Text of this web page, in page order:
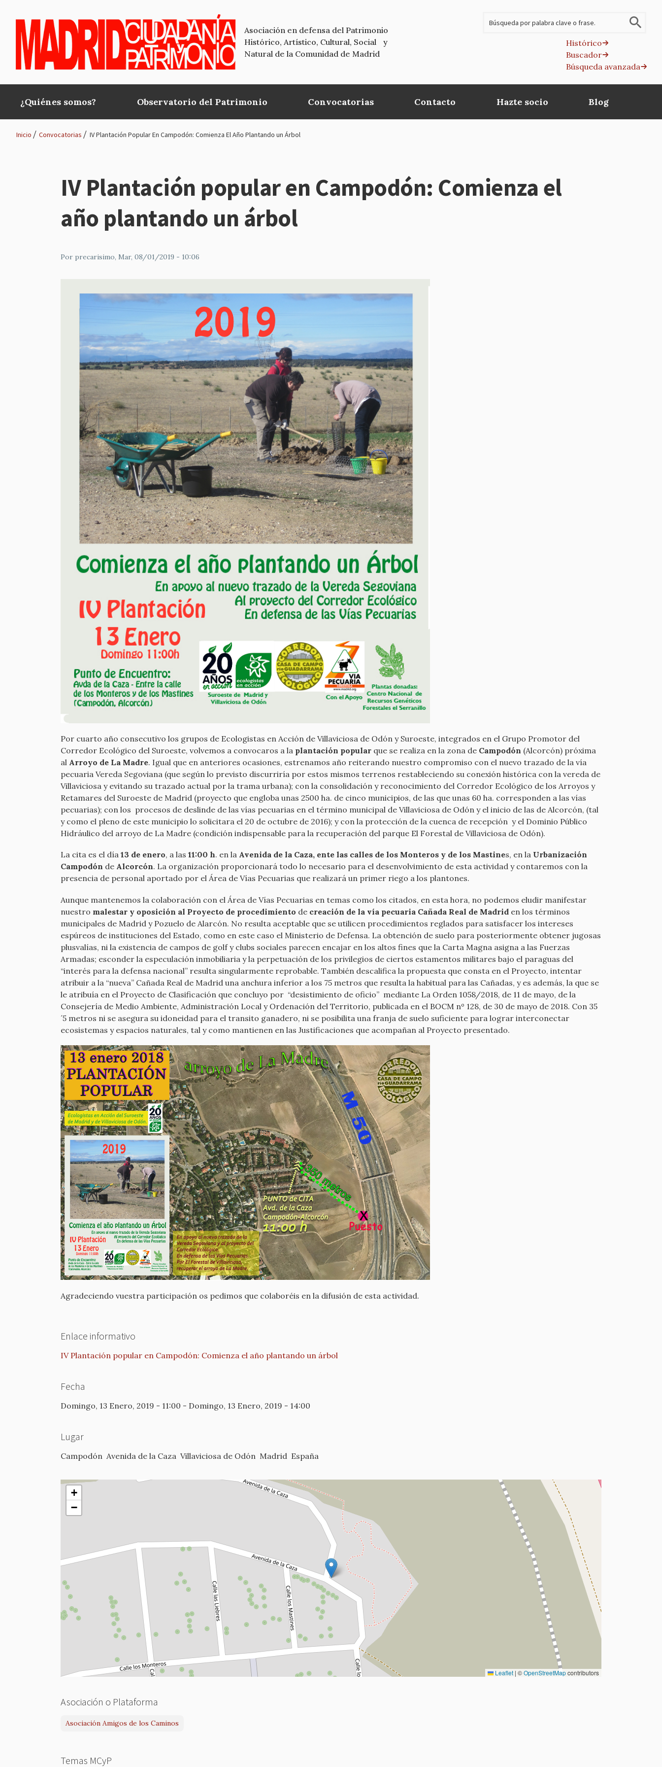
Asociación en defensa del Patrimonio
Histórico, Artístico, Cultural, Social y
Natural de la Comunidad de Madrid
Histórico
Buscador
Búsqueda avanzada
Main
navigation
¿Quiénes somos? Observatorio del Patrimonio Convocatorias Contacto Hazte socio Blog
navegación
Inicio Convocatorias IV Plantación Popular En Campodón: Comienza El Año Plantando un Árbol
IV Plantación popular en Campodón: Comienza el
año plantando un árbol
Por precarisimo, Mar, 08/01/2019 - 10:06
Por cuarto año consecutivo los grupos de Ecologistas en Acción de Villaviciosa de Odón y Suroeste, integrados en el Grupo Promotor del
Corredor Ecológico del Suroeste, volvemos a convocaros a la plantación popular que se realiza en la zona de Campodón (Alcorcón) próxima
al Arroyo de La Madre. Igual que en anteriores ocasiones, estrenamos año reiterando nuestro compromiso con el nuevo trazado de la vía
pecuaria Vereda Segoviana (que según lo previsto discurriría por estos mismos terrenos restableciendo su conexión histórica con la vereda de
Villaviciosa y evitando su trazado actual por la trama urbana); con la consolidación y reconocimiento del Corredor Ecológico de los Arroyos y
Retamares del Suroeste de Madrid (proyecto que engloba unas 2500 ha. de cinco municipios, de las que unas 60 ha. corresponden a las vías
pecuarias); con los procesos de deslinde de las vías pecuarias en el término municipal de Villaviciosa de Odón y el inicio de las de Alcorcón, (tal
y como el pleno de este municipio lo solicitara el 20 de octubre de 2016); y con la protección de la cuenca de recepción y el Dominio Público
Hidráulico del arroyo de La Madre (condición indispensable para la recuperación del parque El Forestal de Villaviciosa de Odón).
La cita es el día 13 de enero, a las 11:00 h. en la Avenida de la Caza, ente las calles de los Monteros y de los Mastines, en la Urbanización
Campodón de Alcorcón. La organización proporcionará todo lo necesario para el desenvolvimiento de esta actividad y contaremos con la
presencia de personal aportado por el Área de Vías Pecuarias que realizará un primer riego a los plantones.
Aunque mantenemos la colaboración con el Área de Vías Pecuarias en temas como los citados, en esta hora, no podemos eludir manifestar
nuestro malestar y oposición al Proyecto de procedimiento de creación de la vía pecuaria Cañada Real de Madrid en los términos
municipales de Madrid y Pozuelo de Alarcón. No resulta aceptable que se utilicen procedimientos reglados para satisfacer los intereses
espúreos de instituciones del Estado, como en este caso el Ministerio de Defensa. La obtención de suelo para posteriormente obtener jugosas
plusvalías, ni la existencia de campos de golf y clubs sociales parecen encajar en los altos fines que la Carta Magna asigna a las Fuerzas
Armadas; esconder la especulación inmobiliaria y la perpetuación de los privilegios de ciertos estamentos militares bajo el paraguas del
“interés para la defensa nacional” resulta singularmente reprobable. También descalifica la propuesta que consta en el Proyecto, intentar
atribuir a la “nueva” Cañada Real de Madrid una anchura inferior a los 75 metros que resulta la habitual para las Cañadas, y es además, la que se
le atribuía en el Proyecto de Clasificación que concluyo por “desistimiento de oficio” mediante La Orden 1058/2018, de 11 de mayo, de la
Consejería de Medio Ambiente, Administración Local y Ordenación del Territorio, publicada en el BOCM nº 128, de 30 de mayo de 2018. Con 35
´5 metros ni se asegura su idoneidad para el transito ganadero, ni se posibilita una franja de suelo suficiente para lograr interconectar
ecosistemas y espacios naturales, tal y como mantienen en las Justificaciones que acompañan al Proyecto presentado.
Agradeciendo vuestra participación os pedimos que colaboréis en la difusión de esta actividad.
Enlace informativo
IV Plantación popular en Campodón: Comienza el año plantando un árbol
Fecha
Domingo, 13 Enero, 2019 - 11:00 - Domingo, 13 Enero, 2019 - 14:00
Lugar
Campodón Avenida de la Caza Villaviciosa de Odón Madrid España
+
−
Leaflet | ©OpenStreetMapcontributors
Asociación o Plataforma
Asociación Amigos de los Caminos
Temas MCyP